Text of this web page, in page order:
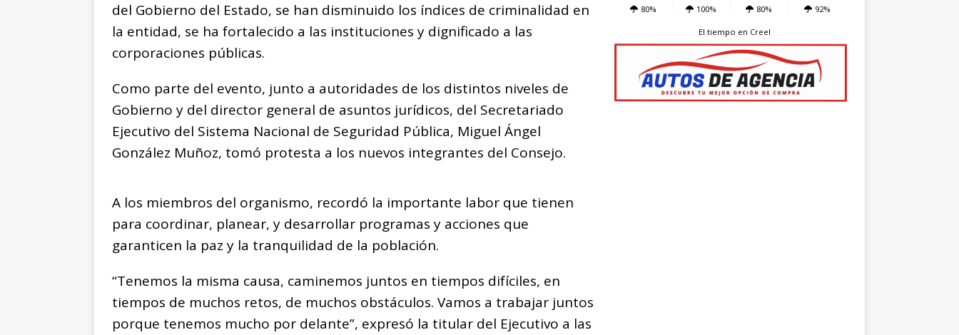
del Gobierno del Estado, se han disminuido los índices de criminalidad en
la entidad, se ha fortalecido a las instituciones y dignificado a las
corporaciones públicas.
Como parte del evento, junto a autoridades de los distintos niveles de
Gobierno y del director general de asuntos jurídicos, del Secretariado
Ejecutivo del Sistema Nacional de Seguridad Pública, Miguel Ángel
González Muñoz, tomó protesta a los nuevos integrantes del Consejo.
A los miembros del organismo, recordó la importante labor que tienen
para coordinar, planear, y desarrollar programas y acciones que
garanticen la paz y la tranquilidad de la población.
“Tenemos la misma causa, caminemos juntos en tiempos difíciles, en
tiempos de muchos retos, de muchos obstáculos. Vamos a trabajar juntos
porque tenemos mucho por delante”, expresó la titular del Ejecutivo a las
80% 100% 80% 92%
El tiempo en Creel